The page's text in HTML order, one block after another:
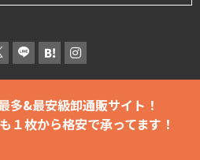
多&最安級卸通販サイト！
１枚から格安で承ってます！